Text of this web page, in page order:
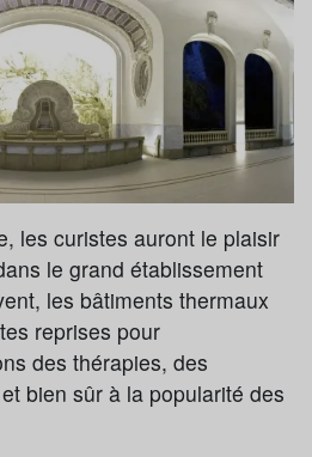
les curistes auront le plaisir
le grand établissement
les bâtiments thermaux
reprises pour
des thérapies, des
bien sûr à la popularité des